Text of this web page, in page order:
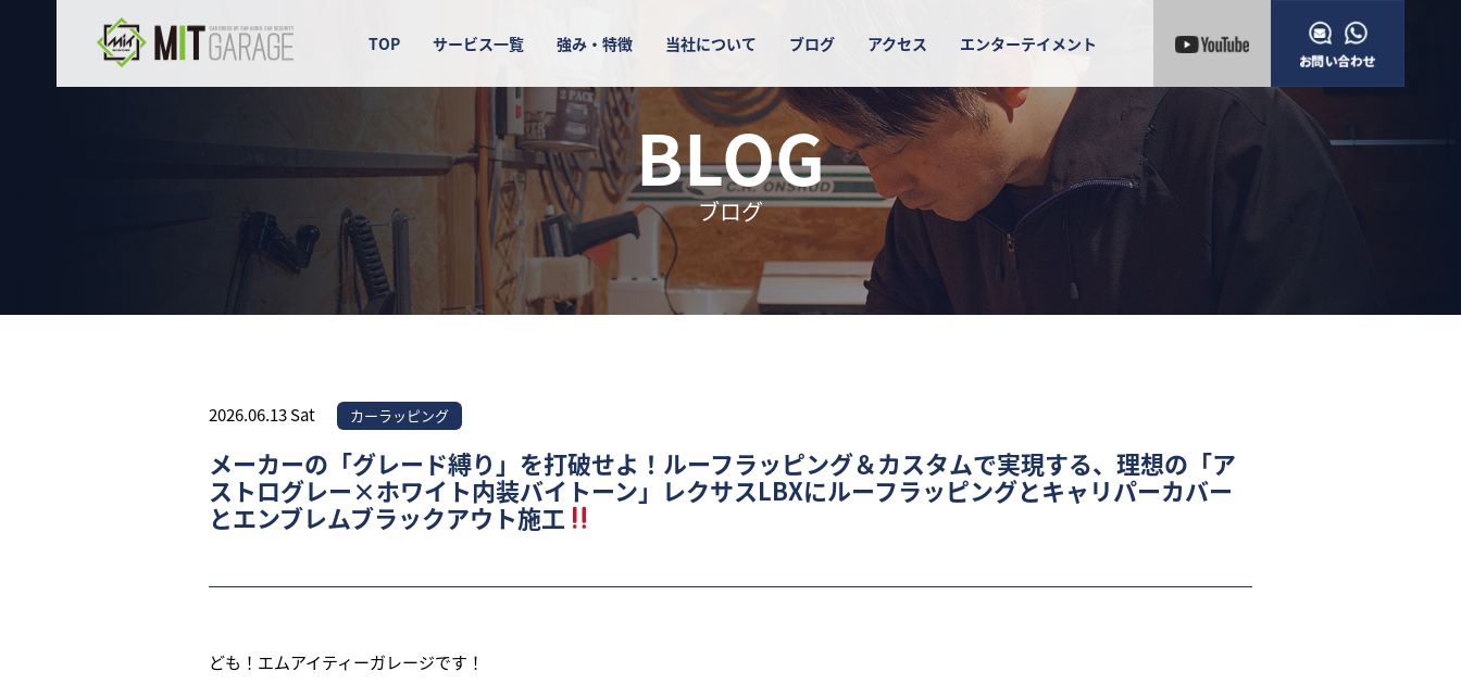
TOP サービス一覧 強み・特徴 当社について ブログ アクセス エンターテイメント
BLOG
ブログ
2026.06.13 Sat カーラッピング
メーカーの「グレード縛り」を打破せよ！ルーフラッピング＆カスタムで実現する、理想の「ア
ストログレー×ホワイト内装バイトーン」レクサスLBXにルーフラッピングとキャリパーカバー
とエンブレムブラックアウト施工
ども！エムアイティーガレージです！